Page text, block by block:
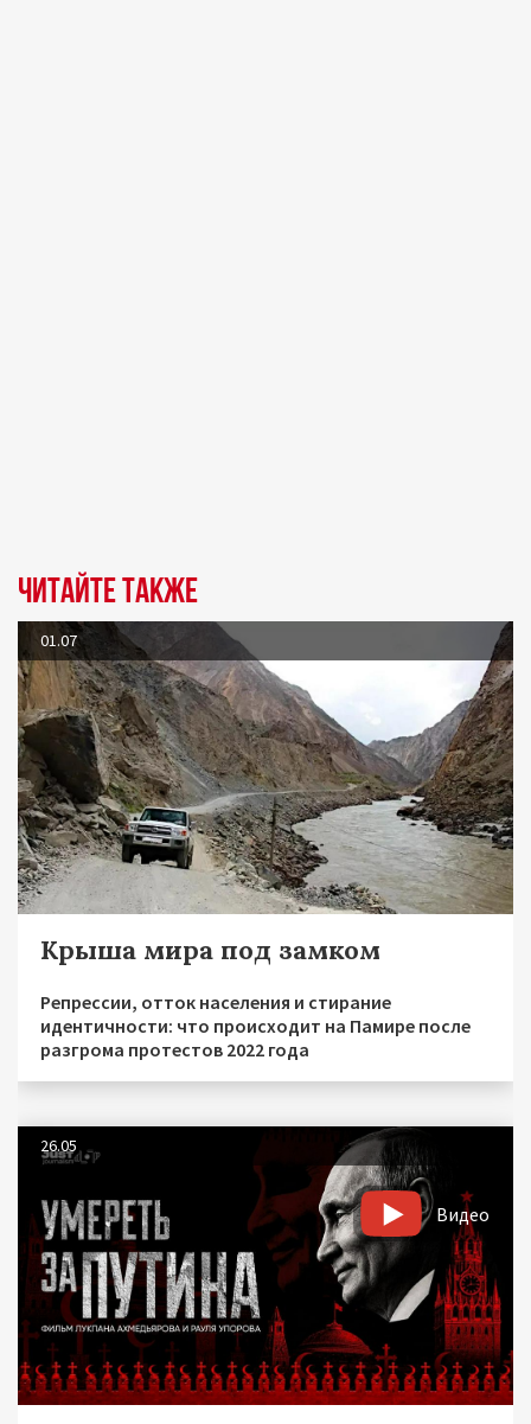
Читайте также
01.07
Крыша мира под замком
Репрессии, отток населения и стирание
идентичности: что происходит на Памире после
разгрома протестов 2022 года
26.05
Видео